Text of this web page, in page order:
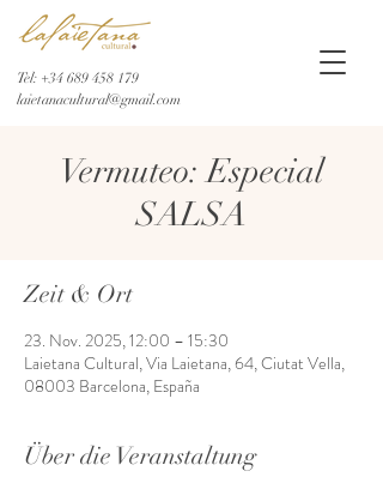
Tel: +34 689 458 179
laietanacultural@gmail.com
Vermuteo: Especial
SALSA
Zeit & Ort
23. Nov. 2025, 12:00 – 15:30
Laietana Cultural, Via Laietana, 64, Ciutat Vella,
08003 Barcelona, España
Über die Veranstaltung